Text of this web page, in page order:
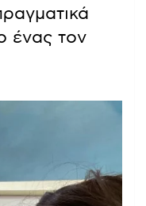
ένας τον